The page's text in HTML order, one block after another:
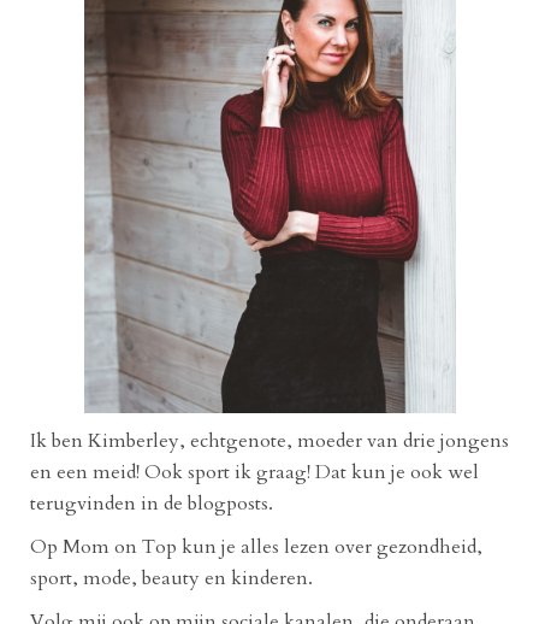
Ik ben Kimberley, echtgenote, moeder van drie jongens
en een meid! Ook sport ik graag! Dat kun je ook wel
terugvinden in de blogposts.
Op Mom on Top kun je alles lezen over gezondheid,
sport, mode, beauty en kinderen.